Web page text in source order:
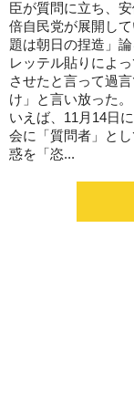
臣が質問に立ち、
倍自民党が展開し
題は朝日の捏造」
レッテル貼りによ
させたと言って過
け」と言い放った
いえば、11月14日
会に「質問者」と
惑を「恣...